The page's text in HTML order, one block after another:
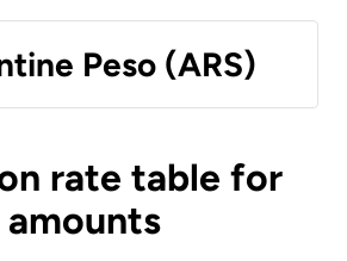
Peso (ARS)
rate table for